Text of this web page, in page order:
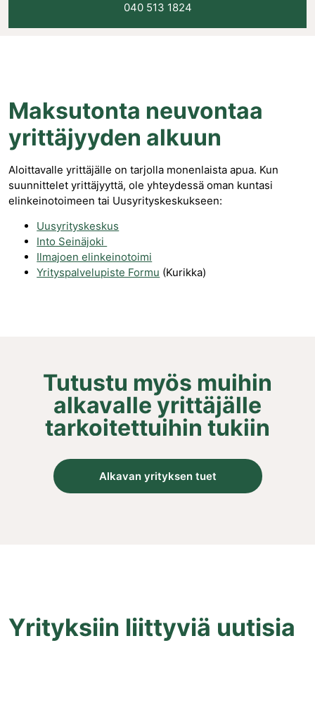
040 513 1824
Maksutonta neuvontaa
yrittäjyyden alkuun
Aloittavalle yrittäjälle on tarjolla monenlaista apua. Kun
suunnittelet yrittäjyyttä, ole yhteydessä oman kuntasi
elinkeinotoimeen tai Uusyrityskeskukseen:
Uusyrityskeskus
Into Seinäjoki
Ilmajoen elinkeinotoimi
Yrityspalvelupiste Formu (Kurikka)
Tutustu myös muihin
alkavalle yrittäjälle
tarkoitettuihin tukiin
Alkavan yrityksen tuet
Yrityksiin liittyviä uutisia